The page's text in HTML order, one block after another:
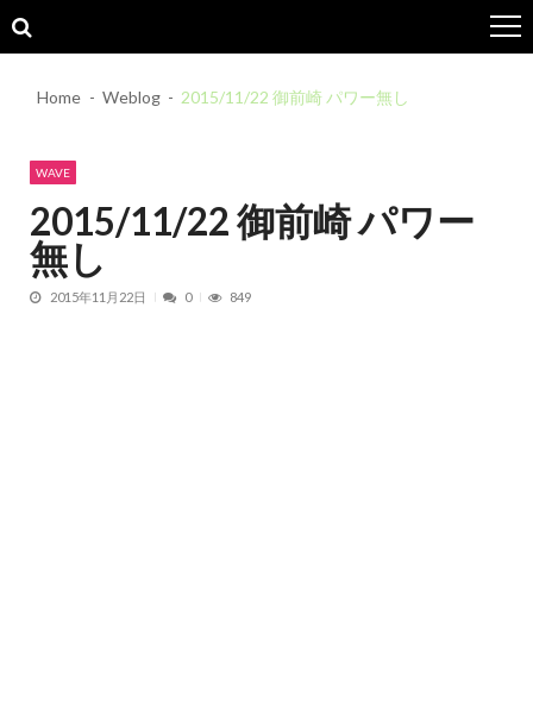
to
to
Home Weblog 2015/11/22 御前崎 パワー無し
WAVE
2015/11/22 御前崎 パワー
無し
2015年11月22日 0 849